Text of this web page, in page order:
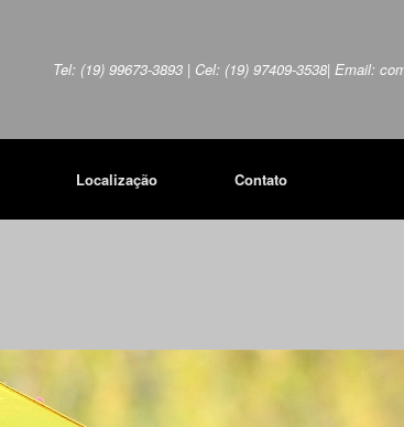
Tel: (19) 99673-3893 | Cel: (19) 97409-3538| Email:
Localização Contato